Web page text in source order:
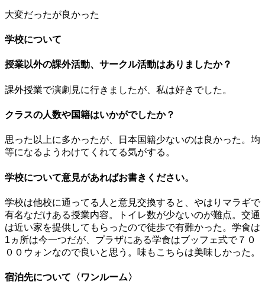
大変だったが良かった
学校について
授業以外の課外活動、サークル活動はありましたか？
課外授業で演劇見に行きましたが、私は好きでした。
クラスの人数や国籍はいかがでしたか？
思った以上に多かったが、日本国籍少ないのは良かった。均
等になるようわけてくれてる気がする。
学校について意見があればお書きください。
学校は他校に通ってる人と意見交換すると、やはりマラギで
有名なだけある授業内容。トイレ数が少ないのが難点。交通
は近い家を提供してもらったので徒歩で有難かった。学食は
1ヵ所は今一つだが、プラザにある学食はブッフェ式で７０
００ウォンなので良いと思う。味もこちらは美味しかった。
宿泊先について〈ワンルーム〉